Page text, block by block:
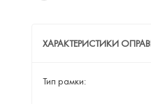
ХАРАКТЕРИСТИКИ
Тип рамки: